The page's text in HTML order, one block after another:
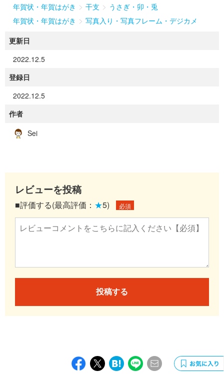
年賀状・年賀はがき > 干支 > うさぎ・卯・兎
年賀状・年賀はがき > 写真入り・写真フレーム・デジカメ
更新日
2022.12.5
登録日
2022.12.5
作者
Sei
レビューを投稿
■評価する(最高評価： ★5) 必須
投稿する